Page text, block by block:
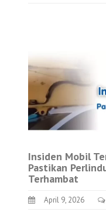
Insiden Mobil
Pastikan
Terhambat
April 9, 2026